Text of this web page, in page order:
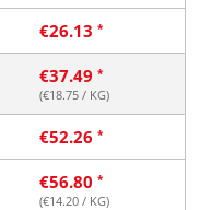
€26.13
€37.49
(€18.75 / KG)
€52.26
€56.80
(€14.20 / KG)